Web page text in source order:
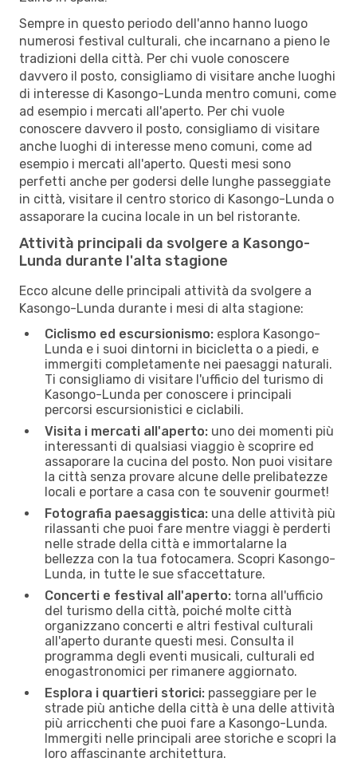
Sempre in questo periodo dell'anno hanno luogo
numerosi festival culturali, che incarnano a pieno le
tradizioni della città. Per chi vuole conoscere
davvero il posto, consigliamo di visitare anche luoghi
di interesse di Kasongo-Lunda mentro comuni, come
ad esempio i mercati all'aperto. Per chi vuole
conoscere davvero il posto, consigliamo di visitare
anche luoghi di interesse meno comuni, come ad
esempio i mercati all'aperto. Questi mesi sono
perfetti anche per godersi delle lunghe passeggiate
in città, visitare il centro storico di Kasongo-Lunda o
assaporare la cucina locale in un bel ristorante.
Attività principali da svolgere a Kasongo-
Lunda durante l'alta stagione
Ecco alcune delle principali attività da svolgere a
Kasongo-Lunda durante i mesi di alta stagione:
Ciclismo ed escursionismo: esplora Kasongo-
Lunda e i suoi dintorni in bicicletta o a piedi, e
immergiti completamente nei paesaggi naturali.
Ti consigliamo di visitare l'ufficio del turismo di
Kasongo-Lunda per conoscere i principali
percorsi escursionistici e ciclabili.
Visita i mercati all'aperto: uno dei momenti più
interessanti di qualsiasi viaggio è scoprire ed
assaporare la cucina del posto. Non puoi visitare
la città senza provare alcune delle prelibatezze
locali e portare a casa con te souvenir gourmet!
Fotografia paesaggistica: una delle attività più
rilassanti che puoi fare mentre viaggi è perderti
nelle strade della città e immortalarne la
bellezza con la tua fotocamera. Scopri Kasongo-
Lunda, in tutte le sue sfaccettature.
Concerti e festival all'aperto: torna all'ufficio
del turismo della città, poiché molte città
organizzano concerti e altri festival culturali
all'aperto durante questi mesi. Consulta il
programma degli eventi musicali, culturali ed
enogastronomici per rimanere aggiornato.
Esplora i quartieri storici: passeggiare per le
strade più antiche della città è una delle attività
più arricchenti che puoi fare a Kasongo-Lunda.
Immergiti nelle principali aree storiche e scopri la
loro affascinante architettura.